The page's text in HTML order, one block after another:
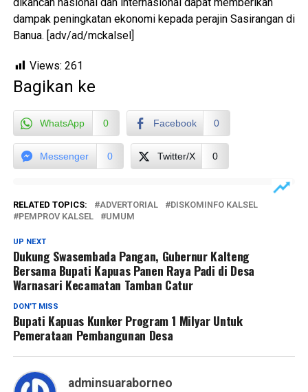
dampak peningkatan ekonomi kepada perajin Sasirangan di
Banua. [adv/ad/mckalsel]
Views: 261
Bagikan ke
WhatsApp 0 Facebook 0
Messenger 0 Twitter/X 0
RELATED TOPICS: ADVERTORIAL
DISKOMINFO KALSEL
PEMPROV KALSEL
UMUM
UP NEXT
Dukung Swasembada Pangan, Gubernur Kalteng
Bersama Bupati Kapuas Panen Raya Padi di Desa
Warnasari Kecamatan Tamban Catur
DON'T MISS
Bupati Kapuas Kunker Program 1 Milyar Untuk
Pemerataan Pembangunan Desa
adminsuaraborneo